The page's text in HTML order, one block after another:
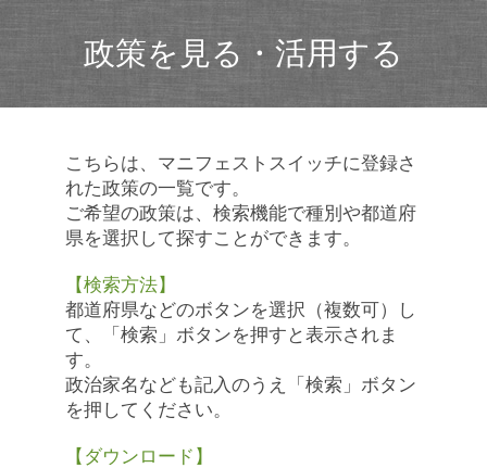
政策を見る・活用する
こちらは、マニフェストスイッチに登録さ
れた政策の一覧です。
ご希望の政策は、検索機能で種別や都道府
県を選択して探すことができます。
【検索方法】
都道府県などのボタンを選択（複数可）し
て、「検索」ボタンを押すと表示されま
す。
政治家名なども記入のうえ「検索」ボタン
を押してください。
【ダウンロード】